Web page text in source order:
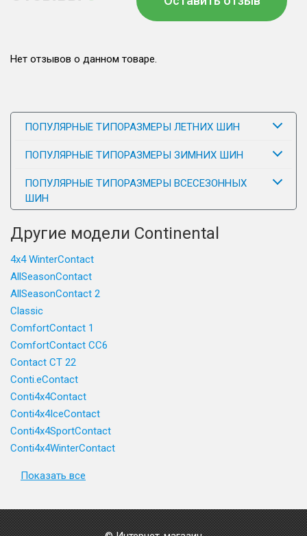
Нет отзывов о данном товаре.
ПОПУЛЯРНЫЕ ТИПОРАЗМЕРЫ ЛЕТНИХ ШИН
ПОПУЛЯРНЫЕ ТИПОРАЗМЕРЫ ЗИМНИХ ШИН
ПОПУЛЯРНЫЕ ТИПОРАЗМЕРЫ ВСЕСЕЗОННЫХ
ШИН
Другие модели Continental
4x4 WinterContact
AllSeasonContact
AllSeasonContact 2
Classic
ComfortContact 1
ComfortContact CC6
Contact CT 22
Conti.eContact
Conti4x4Contact
Conti4x4IceContact
Conti4x4SportContact
Conti4x4WinterContact
Показать все